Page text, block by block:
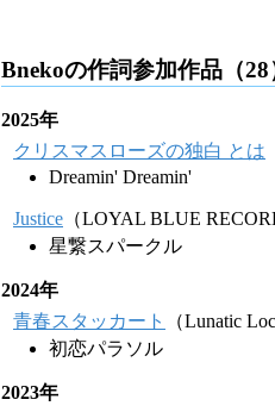
Bnekoの作詞参加作品（28
2025年
クリスマスローズの独白 とは
Dreamin' Dreamin'
Justice （LOYAL BLUE
星繋スパークル
2024年
青春スタッカート
（Lunatic
初恋パラソル
2023年